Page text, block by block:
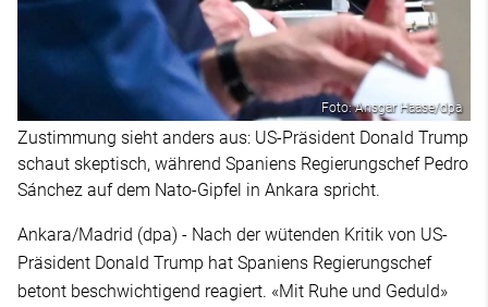
Foto: Ansgar Haase/dpa
Zustimmung sieht anders aus: US-Präsident Donald Trump
schaut skeptisch, während Spaniens Regierungschef Pedro
Sánchez auf dem Nato-Gipfel in Ankara spricht.
Ankara/Madrid (dpa) - Nach der wütenden Kritik von US-
Präsident Donald Trump hat Spaniens Regierungschef
betont beschwichtigend reagiert. «Mit Ruhe und Geduld»